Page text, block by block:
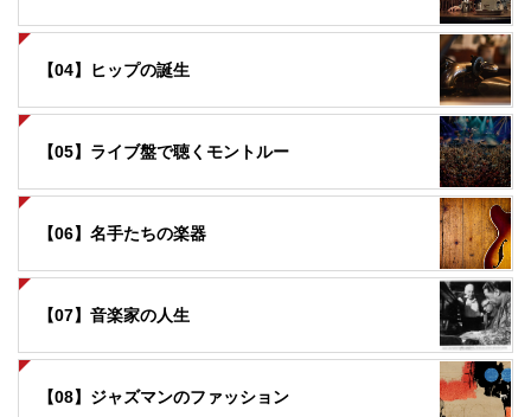
【04】ヒップの誕生
【05】ライブ盤で聴くモントルー
【06】名手たちの楽器
【07】音楽家の人生
【08】ジャズマンのファッション